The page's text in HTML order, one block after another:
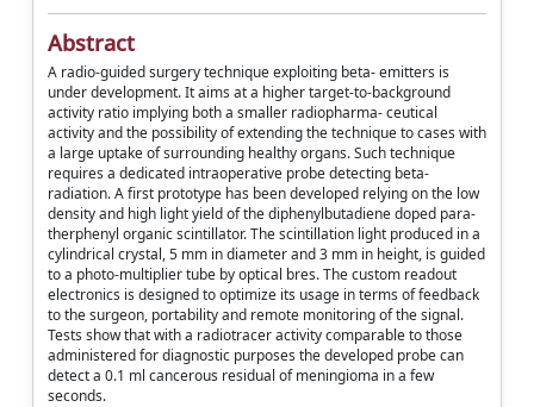
Abstract
A radio-guided surgery technique exploiting beta- emitters is
under development. It aims at a higher target-to-background
activity ratio implying both a smaller radiopharma- ceutical
activity and the possibility of extending the technique to cases with
a large uptake of surrounding healthy organs. Such technique
requires a dedicated intraoperative probe detecting beta-
radiation. A first prototype has been developed relying on the low
density and high light yield of the diphenylbutadiene doped para-
therphenyl organic scintillator. The scintillation light produced in a
cylindrical crystal, 5 mm in diameter and 3 mm in height, is guided
to a photo-multiplier tube by optical bres. The custom readout
electronics is designed to optimize its usage in terms of feedback
to the surgeon, portability and remote monitoring of the signal.
Tests show that with a radiotracer activity comparable to those
administered for diagnostic purposes the developed probe can
detect a 0.1 ml cancerous residual of meningioma in a few
seconds.